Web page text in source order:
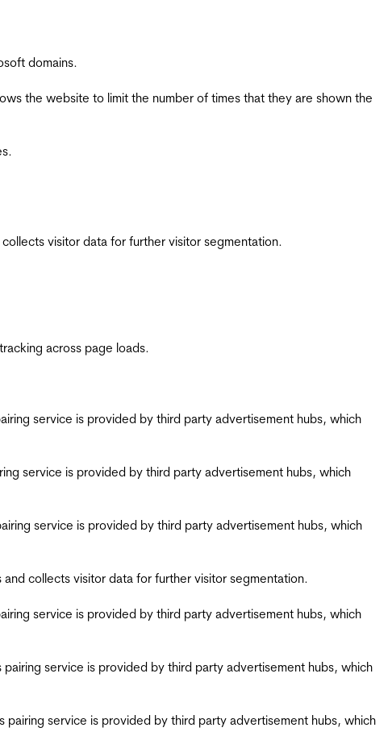
domains.
the website to limit the number of times that they are shown the
visitor data for further visitor segmentation.
across page loads.
service is provided by third party advertisement hubs, which
service is provided by third party advertisement hubs, which
service is provided by third party advertisement hubs, which
collects visitor data for further visitor segmentation.
service is provided by third party advertisement hubs, which
service is provided by third party advertisement hubs, which
service is provided by third party advertisement hubs, which